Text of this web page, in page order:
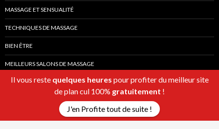
MASSAGE ET SENSUALITÉ
TECHNIQUES DE MASSAGE
BIEN ÊTRE
MEILLEURS SALONS DE MASSAGE
Fièrement propulsé par WordPress
Il vous reste quelques heures pour profiter du meilleur site
de plan cul 100% gratuitement !
J'en Profite tout de suite !